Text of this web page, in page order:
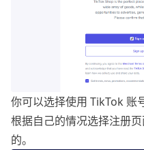
你可以选择使用 TikTok 账
根据自己的情况选择注册
的。